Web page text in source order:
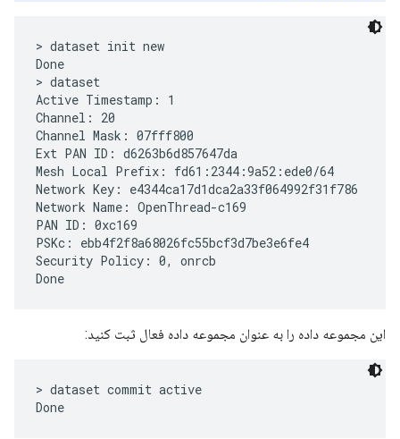
> dataset init new
Done
> dataset
Active Timestamp: 1
Channel: 20
Channel Mask: 07fff800
Ext PAN ID: d6263b6d857647da
Mesh Local Prefix: fd61:2344:9a52:ede0/64
Network Key: e4344ca17d1dca2a33f064992f31f786
Network Name: OpenThread-c169
PAN ID: 0xc169
PSKc: ebb4f2f8a68026fc55bcf3d7be3e6fe4
Security Policy: 0, onrcb
این مجموعه داده را به عنوان مجموعه داده فعال ثبت کنید:
> dataset commit active